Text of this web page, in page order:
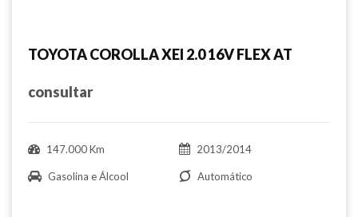
TOYOTA COROLLA XEI 2.0 16V FLEX AT
consultar
147.000 Km 2013/2014
Gasolina e Álcool Automático